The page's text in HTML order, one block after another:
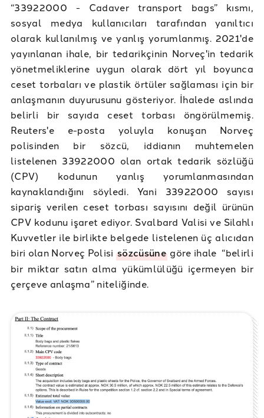
“33922000 - Cadaver transport bags” kısmı,
sosyal medya kullanıcıları tarafından yanıltıcı
olarak kullanılmış ve yanlış yorumlanmış. 2021'de
yayınlanan ihale, bir tedarikçinin Norveç'in tedarik
yönetmeliklerine uygun olarak dört yıl boyunca
ceset torbaları ve plastik örtüler sağlaması için bir
anlaşmanın duyurusunu gösteriyor. İhalede aslında
belirli bir sayıda ceset torbası öngörülmemiş.
Reuters'e e-posta yoluyla konuşan Norveç
polisinden bir sözcü, iddianın muhtemelen
listelenen 33922000 olan ortak tedarik sözlüğü
(CPV) kodunun yanlış yorumlanmasından
kaynaklandığını söyledi. Yani 33922000 sayısı
sipariş verilen ceset torbası sayısını değil ürünün
CPV kodunu işaret ediyor. Svalbard Valisi ve Silahlı
Kuvvetler ile birlikte belgede listelenen üç alıcıdan
biri olan Norveç Polisisözcüsünegöre ihale “belirli
bir miktar satın alma yükümlülüğü içermeyen bir
çerçeve anlaşma” niteliğinde.